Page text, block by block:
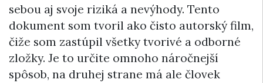
sebou aj svoje riziká a nevýhody. Tento
dokument som tvoril ako čisto autorský film,
čiže som zastúpil všetky tvorivé a odborné
zložky. Je to určite omnoho náročnejší
spôsob, na druhej strane má ale človek